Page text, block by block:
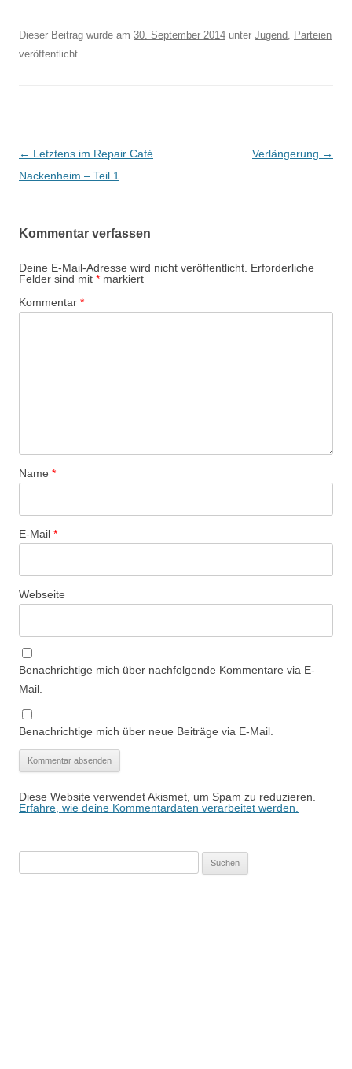
Dieser Beitrag wurde am 30. September 2014 unter Jugend, Parteien
veröffentlicht.
Beitrags-
Navigation
← Letztens im Repair Café
Nackenheim – Teil 1
Verlängerung →
Kommentar verfassen
Deine E-Mail-Adresse wird nicht veröffentlicht. Erforderliche
Felder sind mit * markiert
Kommentar *
Name *
E-Mail *
Webseite
Benachrichtige mich über nachfolgende Kommentare via E-
Mail.
Benachrichtige mich über neue Beiträge via E-Mail.
Diese Website verwendet Akismet, um Spam zu reduzieren.
Erfahre, wie deine Kommentardaten verarbeitet werden.